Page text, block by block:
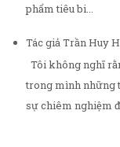
phẩm tiêu bi...
Tác giả Trần Huy
Tôi không nghĩ
trong mình những
sự chiêm nghiệm